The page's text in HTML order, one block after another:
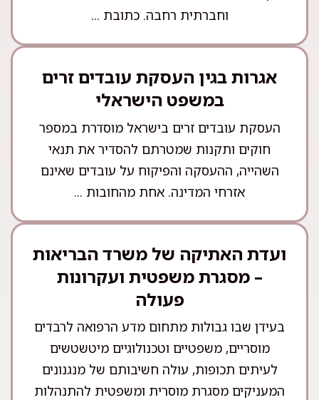
וחברתית רחבה. כתובת ...
אגרות בגין העסקת עובדים זרים
במשפט הישראלי
העסקת עובדים זרים בישראל מוסדרת במספר
חוקים ותקנות שמטרתם להסדיר את תנאי
השהייה, ההעסקה והפיקוח על עובדים שאינם
אזרחי המדינה. אחת מהחובות ...
ועדת האתיקה של משרד הבריאות
– מסגרת משפטית ועקרונות
פעולה
בעידן שבו גבולות מתחום מדע הרפואה לרבדים
מוסריים, משפטיים וטכנולוגיים מיטשטשים
לעיתים תכופות, עולה חשיבותם של מנגנונים
המעניקים מסגרת מוסרית ומשפטית להתנהלות